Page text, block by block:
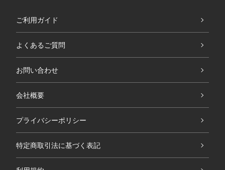
ご利用ガイド
よくあるご質問
お問い合わせ
会社概要
プライバシーポリシー
特定商取引法に基づく表記